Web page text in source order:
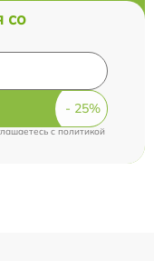
со
c политикой